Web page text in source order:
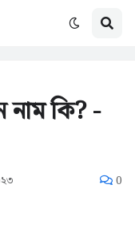
নাম কি? -
0